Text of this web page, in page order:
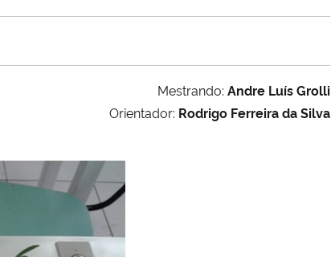
Mestrando: Andre Luís Grolli
Orientador: Rodrigo Ferreira da Silva